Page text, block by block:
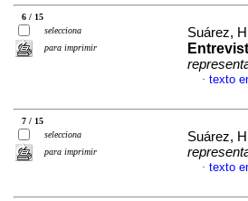
6 / 15
selecciona
para imprimir
Suárez,
· texto
7 / 15
selecciona
para imprimir
Suárez,
· texto